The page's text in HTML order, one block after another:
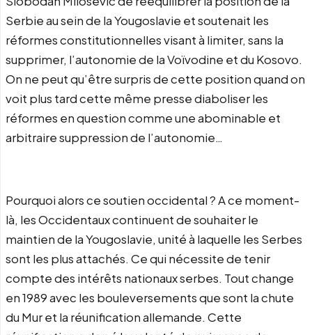
Serbie au sein de la Yougoslavie et soutenait les
réformes constitutionnelles visant à limiter, sans la
supprimer, l’autonomie de la Voïvodine et du Kosovo.
On ne peut qu’être surpris de cette position quand on
voit plus tard cette même presse diaboliser les
réformes en question comme une abominable et
arbitraire suppression de l’autonomie…
Pourquoi alors ce soutien occidental ? A ce moment-
là, les Occidentaux continuent de souhaiter le
maintien de la Yougoslavie, unité à laquelle les Serbes
sont les plus attachés. Ce qui nécessite de tenir
compte des intérêts nationaux serbes. Tout change
en 1989 avec les bouleversements que sont la chute
du Mur et la réunification allemande. Cette